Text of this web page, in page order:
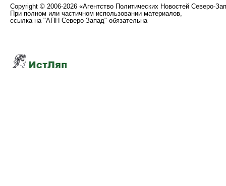
Copyright © 2006-2026 «Агентство Политических Новостей Северо-
При полном или частичном использовании материалов,
ссылка на "АПН Северо-Запад" обязательна